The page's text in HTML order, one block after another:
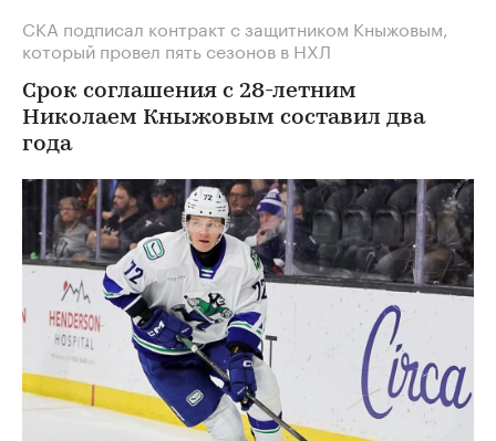
СКА подписал контракт с защитником Кныжовым,
который провел пять сезонов в НХЛ
Срок соглашения с 28-летним
Николаем Кныжовым составил два
года